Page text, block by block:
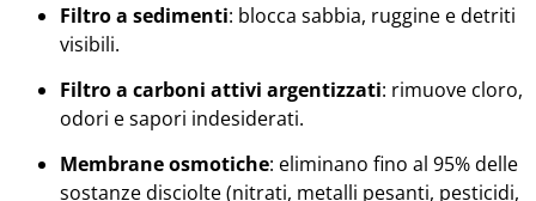
Filtro a sedimenti: blocca sabbia, ruggine e detriti
visibili.
Filtro a carboni attivi argentizzati: rimuove cloro,
odori e sapori indesiderati.
Membrane osmotiche: eliminano fino al 95% delle
sostanze disciolte (nitrati, metalli pesanti, pesticidi,